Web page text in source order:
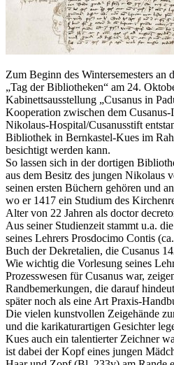
Zum Beginn des Wintersemesters an
„Tag der Bibliotheken“ am 24.
Kabinettsausstellung „Cusanus in
Kooperation zwischen dem
Nikolaus-Hospital/Cusanusstift
Bibliothek in Bernkastel-Kues im
besichtigt werden kann.
So lassen sich in der dortigen
aus dem Besitz des jungen Nikolaus
seinen ersten Büchern gehören und
wo er 1417 ein Studium des
Alter von 22 Jahren als doctor
Aus seiner Studienzeit stammt u.a.
seines Lehrers Prosdocimo Contis
Buch der Dekretalien, die Cusanus
Wie wichtig die Vorlesung seines
Prozesswesen für Cusanus war,
Randbemerkungen, die darauf
später noch als eine Art Praxis-
Die vielen kunstvollen Zeigehände
und die karikaturartigen Gesichter
Kues auch ein talentierter Zeichner
ist dabei der Kopf eines jungen